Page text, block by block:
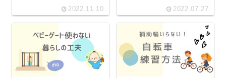
2022.11.10 2022.07.27